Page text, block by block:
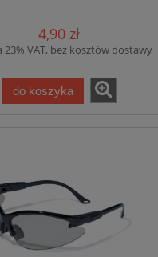
4,90 zł
23% VAT, bez kosztów dostawy
do koszyka